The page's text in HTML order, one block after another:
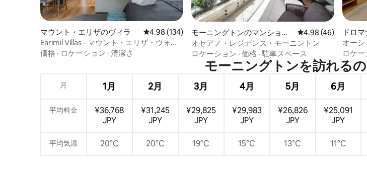
マウント・エリザのヴィラ レビュー134件、5つ星中4.98つ星の平均評価
4.98 (134)
Earimil Villas - マウント・エリザ・ウォー
ターフロント - ヴィラ2
価格 · ロケーション · 清潔さ
モーニングトンのマンショ
ン・アパート
レビュー46件、5つ
4.98 (46)
オセアノ・レジデンス・モーニントン
ロケーション · 価格 ·駐車スペース
ドロ
オー
家
ロケ
モーニングトンを訪⁠れ⁠る
月 1月 2月 3月 4月 5月 6月
平均料金
¥36,768
JPY
¥31,245
JPY
¥29,825
JPY
¥29,983
JPY
¥26,826
JPY
¥25,091
JPY
平均気温 20°C 20°C 19°C 15°C 13°C 11°C